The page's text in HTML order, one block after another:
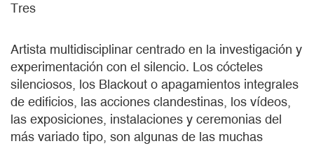
Tres
Artista multidisciplinar centrado en la investigación y
experimentación con el silencio. Los cócteles
silenciosos, los Blackout o apagamientos integrales
de edificios, las acciones clandestinas, los vídeos,
las exposiciones, instalaciones y ceremonias del
más variado tipo, son algunas de las muchas